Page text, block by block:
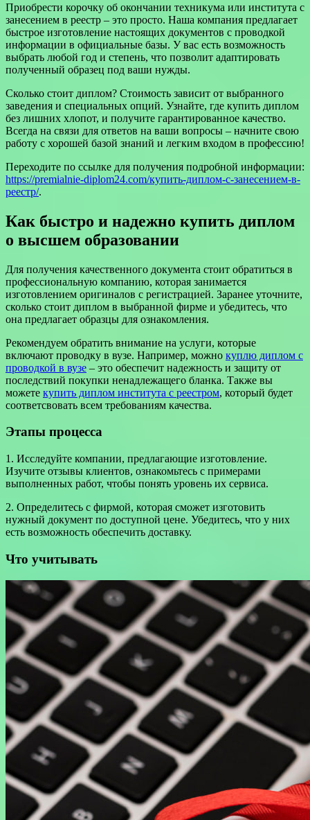
Приобрести корочку об окончании техникума или института с
занесением в реестр – это просто. Наша компания предлагает
быстрое изготовление настоящих документов с проводкой
информации в официальные базы. У вас есть возможность
выбрать любой год и степень, что позволит адаптировать
полученный образец под ваши нужды.
Сколько стоит диплом? Стоимость зависит от выбранного
заведения и специальных опций. Узнайте, где купить диплом
без лишних хлопот, и получите гарантированное качество.
Всегда на связи для ответов на ваши вопросы – начните свою
работу с хорошей базой знаний и легким входом в профессию!
Переходите по ссылке для получения подробной информации:
https://premialnie-diplom24.com/купить-диплом-с-занесением-в-
реестр/.
Как быстро и надежно купить диплом
о высшем образовании
Для получения качественного документа стоит обратиться в
профессиональную компанию, которая занимается
изготовлением оригиналов с регистрацией. Заранее уточните,
сколько стоит диплом в выбранной фирме и убедитесь, что
она предлагает образцы для ознакомления.
Рекомендуем обратить внимание на услуги, которые
включают проводку в вузе. Например, можно куплю диплом с
проводкой в вузе – это обеспечит надежность и защиту от
последствий покупки ненадлежащего бланка. Также вы
можете купить диплом института с реестром, который будет
соответсвовать всем требованиям качества.
Этапы процесса
1. Исследуйте компании, предлагающие изготовление.
Изучите отзывы клиентов, ознакомьтесь с примерами
выполненных работ, чтобы понять уровень их сервиса.
2. Определитесь с фирмой, которая сможет изготовить
нужный документ по доступной цене. Убедитесь, что у них
есть возможность обеспечить доставку.
Что учитывать